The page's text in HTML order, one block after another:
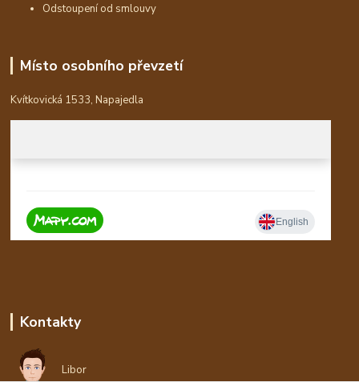
Odstoupení od smlouvy
Místo osobního převzetí
Kvítkovická 1533, Napajedla
Kontakty
Libor